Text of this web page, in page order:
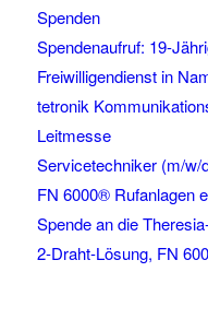
Spenden
Spendenaufruf: 19-
Freiwilligendienst in
tetronik
Leitmesse
Servicetechniker (m/w/
FN 6000® Rufanlagen
Spende an die
2-Draht-Lösung, FN